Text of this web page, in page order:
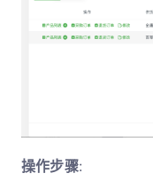
操作步骤: